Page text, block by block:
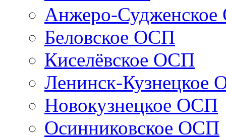
Анжеро-
Беловское ОСП
Киселёвское ОСП
Ленинск-Кузнецкое
Новокузнецкое ОСП
Осинниковское ОСП